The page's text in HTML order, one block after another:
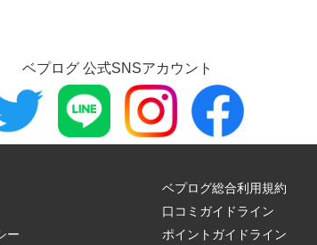
ベプログ 公式SNSアカウント
ー
ベプログ総合利用規約
口コミガイドライン
ポイントガイドライン